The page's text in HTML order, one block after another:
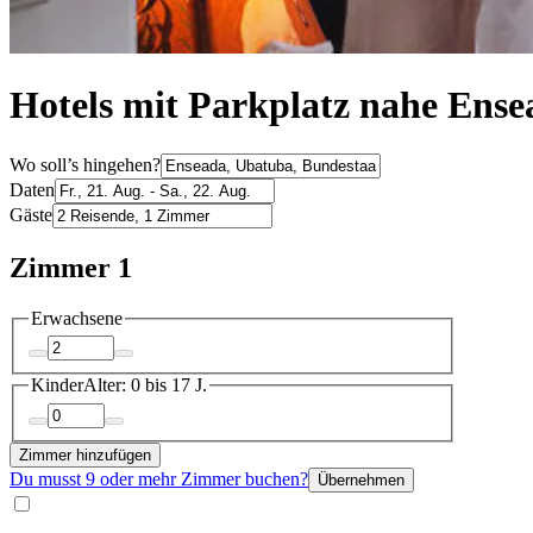
Hotels mit Parkplatz nahe
Wo soll’s hingehen?
Daten
Gäste
Zimmer 1
Erwachsene
KinderAlter: 0 bis 17 J.
Zimmer hinzufügen
Du musst 9 oder mehr Zimmer buchen? Übernehmen